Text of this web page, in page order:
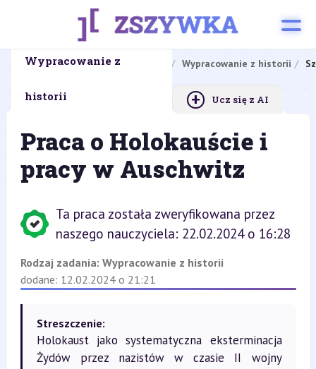
Strona główna Zadania domowe Wypracowanie z historii
Wypracowanie z
historii + Ucz się z AI
Praca o Holokauście i
pracy w Auschwitz
Ta praca została zweryfikowana przez
naszego nauczyciela: 22.02.2024 o 16:28
Rodzaj zadania: Wypracowanie z historii
dodane: 12.02.2024 o 21:21
Streszczenie:
Holokaust jako systematyczna eksterminacja
Żydów przez nazistów w czasie II wojny